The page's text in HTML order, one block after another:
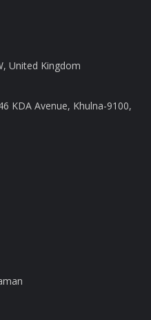
United Kingdom
KDA Avenue, Khulna-9100,